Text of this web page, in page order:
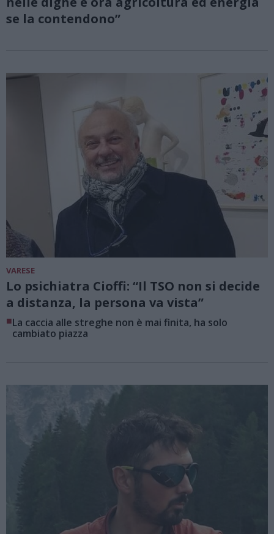
se la contendono”
VARESE
Lo psichiatra Cioffi: “Il TSO non si decide
a distanza, la persona va vista”
■La caccia alle streghe non è mai finita, ha solo
cambiato piazza